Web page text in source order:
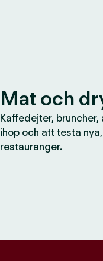
Mat och
Kaffedejter,
ihop och att testa
restauranger.